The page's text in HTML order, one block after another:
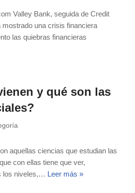
Valley Bank, seguida de Credit
mostrado una crisis financiera
las quiebras financieras
y qué son las
aquellas ciencias que estudian las
con ellas tiene que ver,
los niveles,… Leer más »